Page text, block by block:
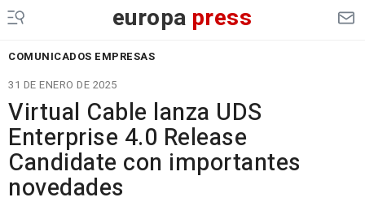
europa press
COMUNICADOS EMPRESAS
31 DE ENERO DE 2025
Virtual Cable lanza UDS
Enterprise 4.0 Release
Candidate con importantes
novedades